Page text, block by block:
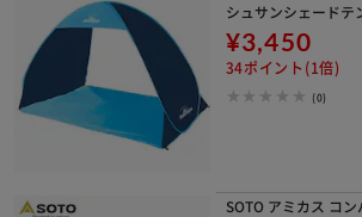
シュサンシェードテ
¥3,450
34ポイント(1倍)
(0)
SOTO アミカス コ